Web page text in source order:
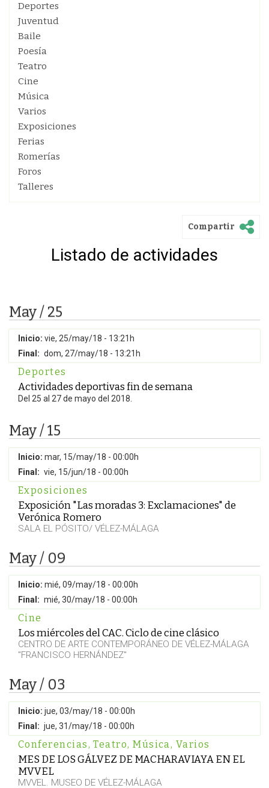
Deportes
Juventud
Baile
Poesía
Teatro
Cine
Música
Varios
Exposiciones
Ferias
Romerías
Foros
Talleres
Compartir
Listado de actividades
May / 25
Inicio: vie, 25/may/18 - 13:21h
Final: dom, 27/may/18 - 13:21h
Deportes
Actividades deportivas fin de semana
Del 25 al 27 de mayo del 2018.
May / 15
Inicio: mar, 15/may/18 - 00:00h
Final: vie, 15/jun/18 - 00:00h
Exposiciones
Exposición "Las moradas 3: Exclamaciones" de
Verónica Romero
SALA EL PÓSITO/ VÉLEZ-MÁLAGA
May / 09
Inicio: mié, 09/may/18 - 00:00h
Final: mié, 30/may/18 - 00:00h
Cine
Los miércoles del CAC. Ciclo de cine clásico
CENTRO DE ARTE CONTEMPORÁNEO DE VÉLEZ-MÁLAGA
"FRANCISCO HERNÁNDEZ"
May / 03
Inicio: jue, 03/may/18 - 00:00h
Final: jue, 31/may/18 - 00:00h
Conferencias, Teatro, Música, Varios
MES DE LOS GÁLVEZ DE MACHARAVIAYA EN EL
MVVEL
MVVEL. MUSEO DE VÉLEZ-MÁLAGA